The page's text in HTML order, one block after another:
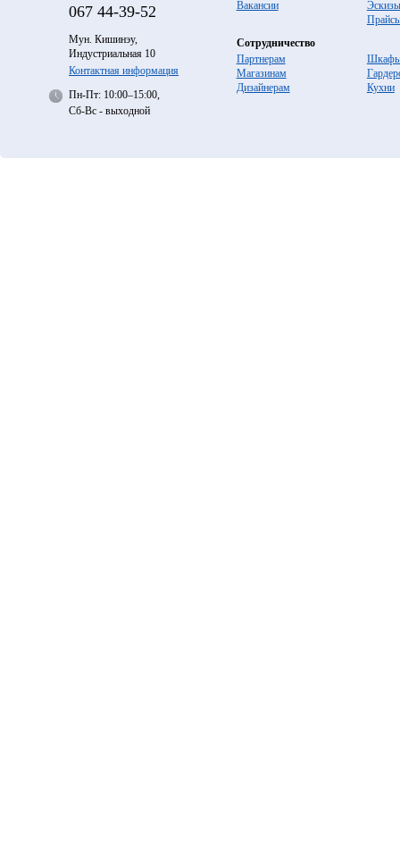
067 44-39-52
Мун. Кишинэу,
Индустриальная 10
Контактная информация
Пн-Пт: 10:00–15:00,
Сб-Вс - выходной
Вакансии
Эскизы
Сотрудничество
Партнерам
Магазинам
Дизайнерам
Кухни